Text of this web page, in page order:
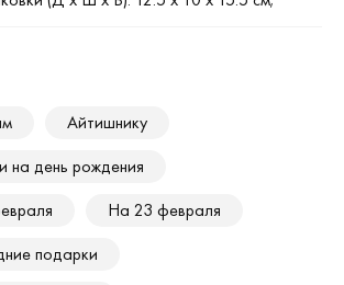
Айтишнику
на день рождения
На 23 февраля
подарки